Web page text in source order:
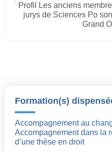
Profil Les anciens
jurys de Sciences Po
Grand
Formation(s)
Accompagnement au
Accompagnement dans la
d’une thèse en droit